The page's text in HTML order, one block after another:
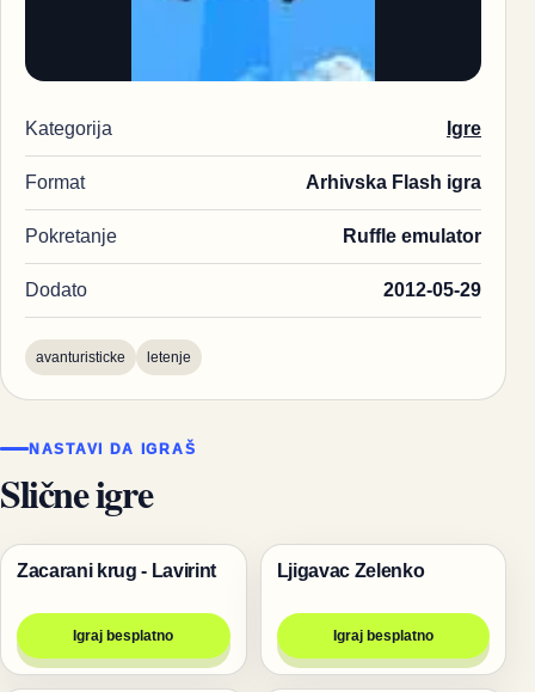
Kategorija Igre
Format Arhivska Flash igra
Pokretanje Ruffle emulator
Dodato 2012-05-29
avanturisticke letenje
NASTAVI DA IGRAŠ
Slične igre
Igre
Zacarani krug - Lavirint
Igraj besplatno
Igre
Ljigavac Zelenko
Igraj besplatno